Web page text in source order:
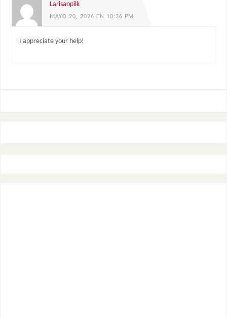
Larisaopilk
MAYO 20, 2026 EN 10:36 PM
I appreciate your help!